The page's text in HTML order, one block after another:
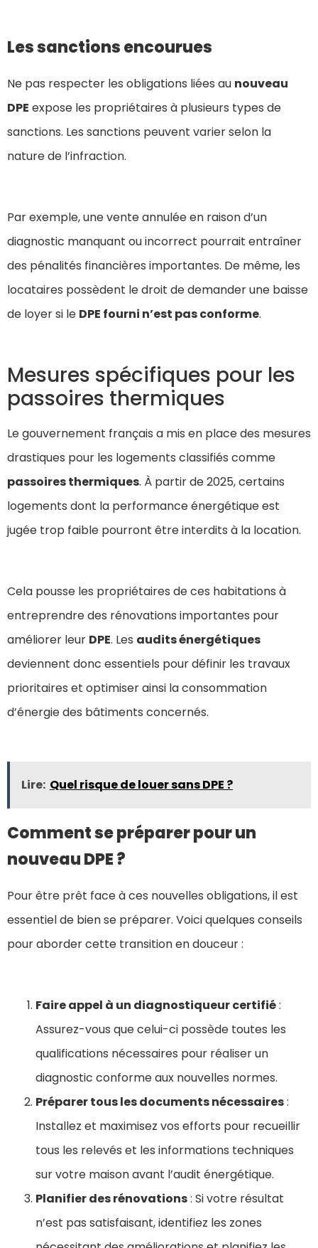
Les sanctions encourues
Ne pas respecter les obligations liées au nouveau
DPE expose les propriétaires à plusieurs types de
sanctions. Les sanctions peuvent varier selon la
nature de l’infraction.
Par exemple, une vente annulée en raison d’un
diagnostic manquant ou incorrect pourrait entraîner
des pénalités financières importantes. De même, les
locataires possèdent le droit de demander une baisse
de loyer si le DPE fourni n’est pas conforme.
Mesures spécifiques pour les
passoires thermiques
Le gouvernement français a mis en place des mesures
drastiques pour les logements classifiés comme
passoires thermiques. À partir de 2025, certains
logements dont la performance énergétique est
jugée trop faible pourront être interdits à la location.
Cela pousse les propriétaires de ces habitations à
entreprendre des rénovations importantes pour
améliorer leur DPE. Les audits énergétiques
deviennent donc essentiels pour définir les travaux
prioritaires et optimiser ainsi la consommation
d’énergie des bâtiments concernés.
Lire: Quel risque de louer sans DPE ?
Comment se préparer pour un
nouveau DPE ?
Pour être prêt face à ces nouvelles obligations, il est
essentiel de bien se préparer. Voici quelques conseils
pour aborder cette transition en douceur :
Faire appel à un diagnostiqueur certifié:
Assurez-vous que celui-ci possède toutes les
qualifications nécessaires pour réaliser un
diagnostic conforme aux nouvelles normes.
Préparer tous les documents nécessaires:
Installez et maximisez vos efforts pour recueillir
tous les relevés et les informations techniques
sur votre maison avant l’audit énergétique.
Planifier des rénovations: Si votre résultat
n’est pas satisfaisant, identifiez les zones